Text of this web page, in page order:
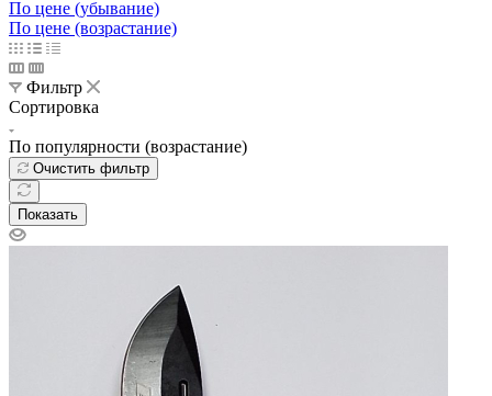
По цене (убывание)
По цене (возрастание)
Фильтр
Сортировка
По популярности (возрастание)
Очистить фильтр
Показать